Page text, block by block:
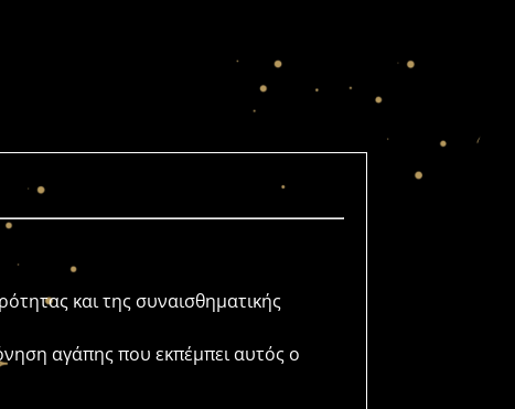
και της συναισθηματικής
αγάπης που εκπέμπει αυτός ο